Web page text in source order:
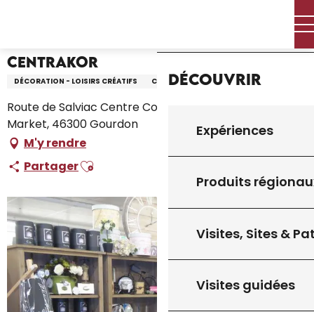
principal
Découvrir
Expériences
Produits
Visites, Sites &
Visites guidées
Centrakor
DÉCORATION - LOISIRS CRÉATIFS COMMERCE DE DÉTAIL
Route de Salviac Centre Commercial Carrefour
Market, 46300 Gourdon
M'y rendre
PartagerAjouter aux favoris